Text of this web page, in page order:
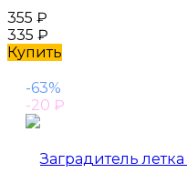
355 ₽
335 ₽
Купить
-63%
-20 ₽